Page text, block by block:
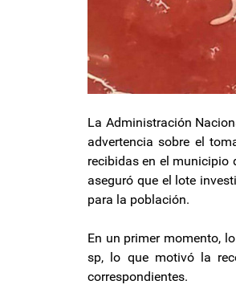
La Administración
advertencia sobre el
recibidas en el municipio
aseguró que el lote
para la población.
En un primer momento,
sp, lo que motivó la
correspondientes.